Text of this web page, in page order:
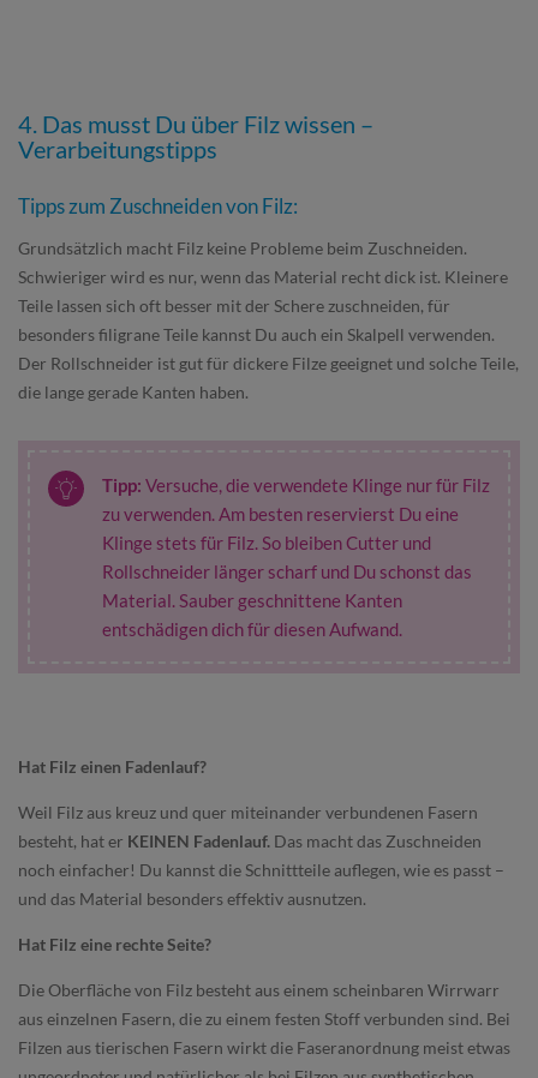
4. Das musst Du über Filz wissen –
Verarbeitungstipps
Tipps zum Zuschneiden von Filz:
Grundsätzlich macht Filz keine Probleme beim Zuschneiden.
Schwieriger wird es nur, wenn das Material recht dick ist. Kleinere
Teile lassen sich oft besser mit der Schere zuschneiden, für
besonders filigrane Teile kannst Du auch ein Skalpell verwenden.
Der Rollschneider ist gut für dickere Filze geeignet und solche Teile,
die lange gerade Kanten haben.
Tipp: Versuche, die verwendete Klinge nur für Filz
zu verwenden. Am besten reservierst Du eine
Klinge stets für Filz. So bleiben Cutter und
Rollschneider länger scharf und Du schonst das
Material. Sauber geschnittene Kanten
entschädigen dich für diesen Aufwand.
Hat Filz einen Fadenlauf?
Weil Filz aus kreuz und quer miteinander verbundenen Fasern
besteht, hat er KEINEN Fadenlauf. Das macht das Zuschneiden
noch einfacher! Du kannst die Schnittteile auflegen, wie es passt –
und das Material besonders effektiv ausnutzen.
Hat Filz eine rechte Seite?
Die Oberfläche von Filz besteht aus einem scheinbaren Wirrwarr
aus einzelnen Fasern, die zu einem festen Stoff verbunden sind. Bei
Filzen aus tierischen Fasern wirkt die Faseranordnung meist etwas